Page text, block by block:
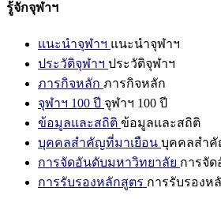
รู้จักจุฬาฯ
แนะนำจุฬาฯ แนะนำจุฬาฯ
ประวัติจุฬาฯ ประวัติจุฬาฯ
ภารกิจหลัก ภารกิจหลัก
จุฬาฯ 100 ปี จุฬาฯ 100 ปี
ข้อมูลและสถิติ ข้อมูลและสถิติ
บุคคลสำคัญที่มาเยือน บุคคลสำคั
การจัดอันดับมหาวิทยาลัย การจั
การรับรองหลักสูตร การรับรองห